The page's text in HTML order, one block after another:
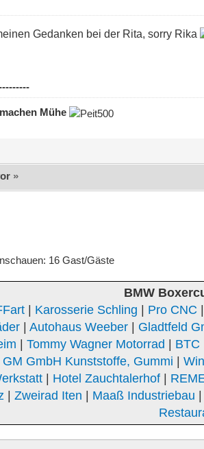
Gedanken bei der Rita, sorry Rika
Mühe
»
16 Gast/Gäste
BMW
| Karosserie Schling | Pro CNC |
| Autohaus Weeber| Gladtfeld
| Tommy Wagner Motorrad | BTC
GM GmbH Kunststoffe, Gummi |
| Hotel Zauchtalerhof|
| Zweirad Iten | Maaß Industriebau |